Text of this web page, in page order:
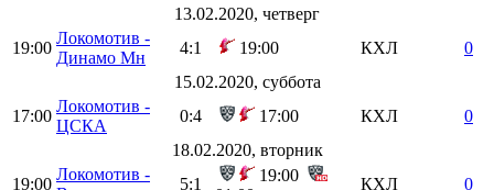
13.02.2020, четверг
19:00
Локомотив -
Динамо Мн
4:1 19:00 КХЛ
0
15.02.2020, суббота
17:00
Локомотив -
ЦСКА
0:4 17:00 КХЛ
0
18.02.2020, вторник
19:00
Локомотив -
5:1
19:00
КХЛ
0